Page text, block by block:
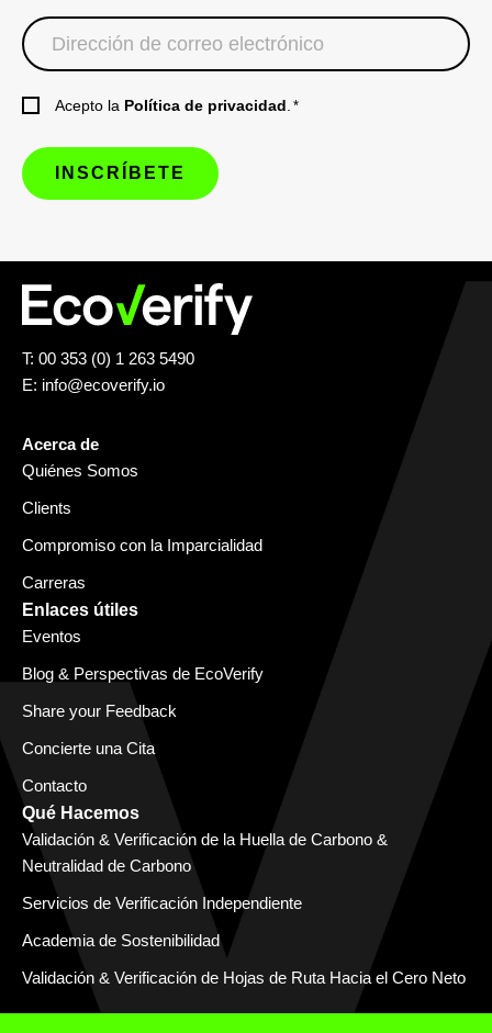
Acepto la Política de privacidad *
T: 00 353 (0) 1 263 5490
E: info@ecoverify.io
Acerca de
Quiénes Somos
Clients
Compromiso con la Imparcialidad
Carreras
Enlaces útiles
Eventos
Blog & Perspectivas de EcoVerify
Share your Feedback
Concierte una Cita
Contacto
Qué Hacemos
Validación & Verificación de la Huella de Carbono &
Neutralidad de Carbono
Servicios de Verificación Independiente
Academia de Sostenibilidad
Validación & Verificación de Hojas de Ruta Hacia el Cero Neto